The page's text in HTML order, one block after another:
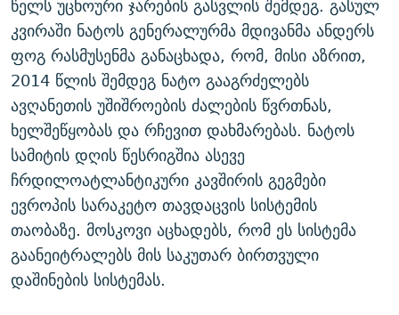
ᲓᲘᲚᲘᲡ ᲡᲐᲣᲑᲠᲔᲑᲘ
ᲛᲝᲚᲐᲞᲐᲠᲐᲙᲔ ᲢᲔᲥᲡᲢᲔᲑᲘ
ᲨᲘᲜ - ᲣᲪᲮᲝᲔᲗᲨᲘ
ᲚᲘᲢᲔᲠᲐᲢᲣᲠᲣᲚᲘ ᲬᲐᲮᲜᲐᲒᲔᲑᲘ
ᲐᲛᲔᲠᲘᲙᲣᲚᲘ ᲛᲝᲗᲮᲠᲝᲑᲐ
ᲘᲛᲞᲔᲠᲘᲐ ᲓᲐ ᲠᲐᲓᲘᲝ
ᲓᲐᲛᲝᲣᲙᲘᲓᲔᲑᲚᲝᲑᲘᲡ 100 ᲬᲔᲚᲘ
ᲩᲔᲛᲘ ᲡᲘᲙᲕᲓᲘᲚᲘᲡ ᲛᲘᲖᲔᲖᲘᲐ COVID-19
11 ᲬᲔᲚᲘ - 11 ᲐᲛᲑᲐᲕᲘ
ᲡᲐᲞᲐᲠᲚᲐᲛᲔᲜᲢᲝ ᲐᲠᲩᲔᲕᲜᲔᲑᲘᲡ ᲘᲡᲢᲝᲠᲘᲐ
ᲑᲐᲕᲨᲕᲔᲑᲘ ᲞᲠᲝᲡᲢᲘᲢᲣᲪᲘᲐᲨᲘ - ᲐᲛᲝᲣᲗᲥᲛᲔᲚᲘ ᲐᲛᲑᲐᲕᲘ
5 ᲐᲛᲑᲐᲕᲘ - 20 ᲘᲕᲜᲘᲡᲡ ᲓᲐᲨᲐᲕᲔᲑᲣᲚᲔᲑᲘ
ᲐᲒᲕᲘᲡᲢᲝᲡ ᲝᲛᲘ
ПРИВЕТ ᲙᲣᲚᲢᲣᲠᲐ
ᲒᲐᲛᲝᲘᲬᲔᲠᲔ
რთე/რთ-ის ყველა საიტი
წელს უცხოური ჯარების გასვლის შემდეგ. გასულ
კვირაში ნატოს გენერალურმა მდივანმა ანდერს
ფოგ რასმუსენმა განაცხადა, რომ, მისი აზრით,
2014 წლის შემდეგ ნატო გააგრძელებს
ავღანეთის უშიშროების ძალების წვრთნას,
ხელშეწყობას და რჩევით დახმარებას. ნატოს
სამიტის დღის წესრიგშია ასევე
ჩრდილოატლანტიკური კავშირის გეგმები
ევროპის სარაკეტო თავდაცვის სისტემის
თაობაზე. მოსკოვი აცხადებს, რომ ეს სისტემა
გაანეიტრალებს მის საკუთარ ბირთვული
დაშინების სისტემას.